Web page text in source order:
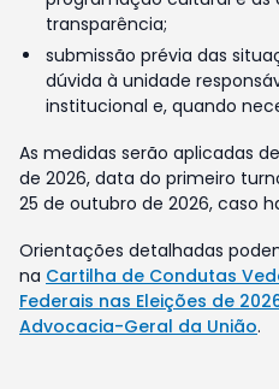
transparência;
submissão prévia das
dúvida à unidade
institucional e, quando
As medidas serão aplicadas
de 2026, data do primeiro
25 de outubro de 2026, caso
Orientações detalhadas
na Cartilha de Condutas
Federais nas Eleições de
Advocacia-Geral da União.